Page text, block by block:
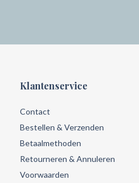
Klantenservice
Contact
Bestellen & Verzenden
Betaalmethoden
Retourneren & Annuleren
Voorwaarden